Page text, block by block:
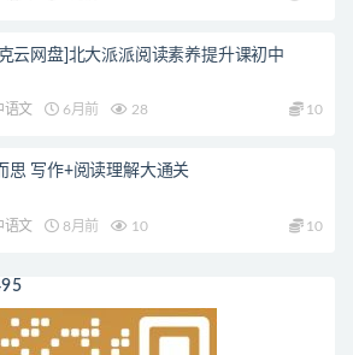
云网盘]北大派派阅读素养提升课初中
语文 6月前 28 10
思 写作+阅读理解大通关
语文 8月前 10 10